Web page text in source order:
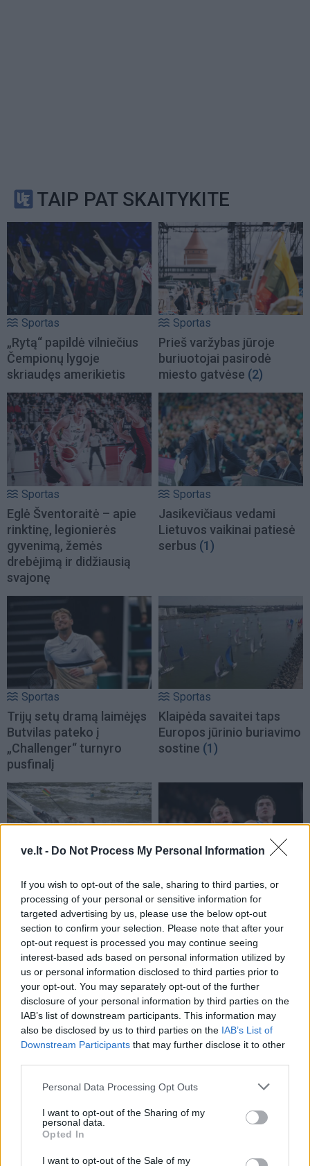
ve.lt - Do Not Process My Personal Information
If you wish to opt-out of the sale, sharing to third parties, or
processing of your personal or sensitive information for
targeted advertising by us, please use the below opt-out
section to confirm your selection. Please note that after your
opt-out request is processed you may continue seeing
interest-based ads based on personal information utilized by
us or personal information disclosed to third parties prior to
your opt-out. You may separately opt-out of the further
disclosure of your personal information by third parties on the
IAB’s list of downstream participants. This information may
also be disclosed by us to third parties on the IAB’s List of
Downstream Participants that may further disclose it to other
Personal Data Processing Opt Outs
I want to opt-out of the Sharing of my
personal data.
Opted In
I want to opt-out of the Sale of my
TAIP PAT SKAITYKITE
Sportas
„Rytą“ papildė vilniečius
Čempionų lygoje
skriaudęs amerikietis
Sportas
Prieš varžybas jūroje
buriuotojai pasirodė
miesto gatvėse (2)
Sportas
Eglė Šventoraitė – apie
rinktinę, legionierės
gyvenimą, žemės
drebėjimą ir didžiausią
svajonę
Sportas
Jasikevičiaus vedami
Lietuvos vaikinai patiesė
serbus (1)
Sportas
Trijų setų dramą laimėjęs
Butvilas pateko į
„Challenger“ turnyro
pusfinalį
Sportas
Klaipėda savaitei taps
Europos jūrinio buriavimo
sostine (1)
Sportas
Savaitgalį Klaipėdoje -
daug sporto: veiksmas
virs penkiose skirtingose
miesto vietose
Sportas
Rimas Kurtinaitis
paskelbė Lietuvos
rinktinės kandidatus:
sąraše - du klaipėdiečiai
(3)